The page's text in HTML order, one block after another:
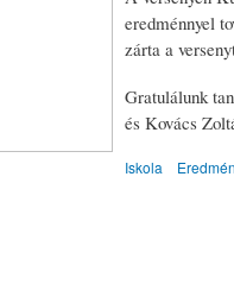
eredménnyel
zárta a
Gratulálunk
és Kovács
Iskola